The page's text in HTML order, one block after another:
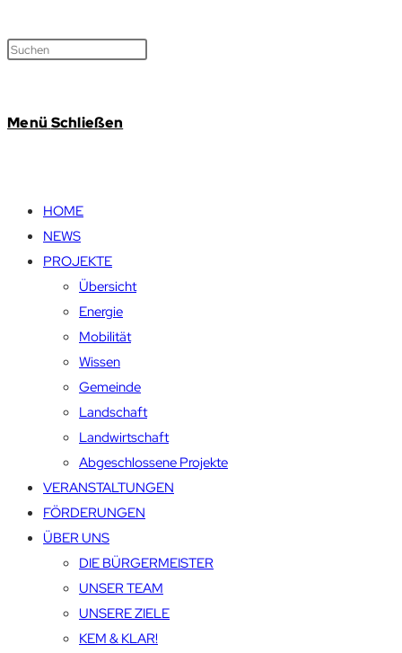
Menü Schließen
HOME
NEWS
PROJEKTE
Übersicht
Energie
Mobilität
Wissen
Gemeinde
Landschaft
Landwirtschaft
Abgeschlossene Projekte
VERANSTALTUNGEN
FÖRDERUNGEN
ÜBER UNS
DIE BÜRGERMEISTER
UNSER TEAM
UNSERE ZIELE
KEM & KLAR!